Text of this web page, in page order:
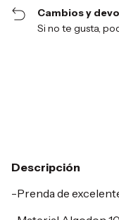
Cambios y
Si no te gusta,
Descripción
-Prenda de